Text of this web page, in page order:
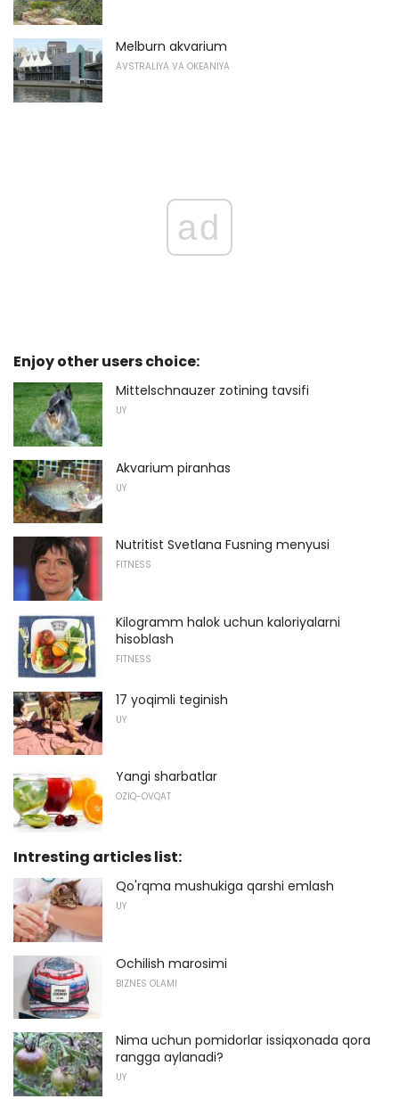
Melburn akvarium
AVSTRALIYA VA OKEANIYA
ad
Enjoy other users choice:
Mittelschnauzer zotining tavsifi
UY
Akvarium piranhas
UY
Nutritist Svetlana Fusning menyusi
FITNESS
Kilogramm halok uchun kaloriyalarni
hisoblash
FITNESS
17 yoqimli teginish
UY
Yangi sharbatlar
OZIQ-OVQAT
Intresting articles list:
Qo'rqma mushukiga qarshi emlash
UY
Ochilish marosimi
BIZNES OLAMI
Nima uchun pomidorlar issiqxonada qora
rangga aylanadi?
UY